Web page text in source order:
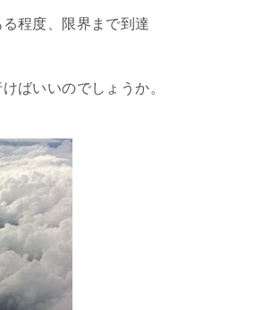
程度、限界まで到達
ばいいのでしょうか。